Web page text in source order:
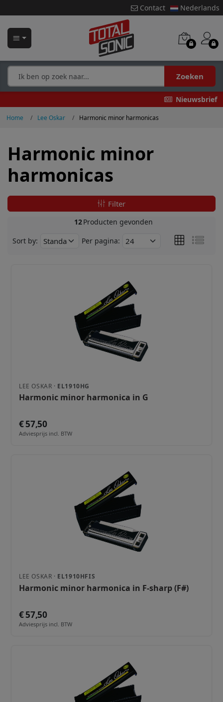
Contact Nederlands
Zoeken
Nieuwsbrief
Home Lee Oskar Harmonic minor harmonicas
Harmonic minor
harmonicas
Filter
12Producten gevonden
Sort by: Per pagina:
LEE OSKAR · EL1910HG
Harmonic minor harmonica in G
€ 57,50
Adviesprijs incl. BTW
LEE OSKAR · EL1910HFIS
Harmonic minor harmonica in F-sharp (F#)
€ 57,50
Adviesprijs incl. BTW